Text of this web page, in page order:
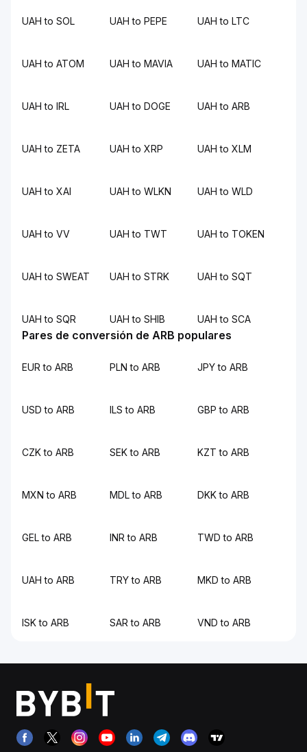
UAH to SOL UAH to PEPE UAH to LTC
UAH to ATOM UAH to MAVIA UAH to MATIC
UAH to IRL UAH to DOGE UAH to ARB
UAH to ZETA UAH to XRP UAH to XLM
UAH to XAI UAH to WLKN UAH to WLD
UAH to VV UAH to TWT UAH to TOKEN
UAH to SWEAT UAH to STRK UAH to SQT
UAH to SQR UAH to SHIB UAH to SCA
Pares de conversión de ARB populares
EUR to ARB PLN to ARB JPY to ARB
USD to ARB ILS to ARB GBP to ARB
CZK to ARB SEK to ARB KZT to ARB
MXN to ARB MDL to ARB DKK to ARB
GEL to ARB INR to ARB TWD to ARB
UAH to ARB TRY to ARB MKD to ARB
ISK to ARB SAR to ARB VND to ARB